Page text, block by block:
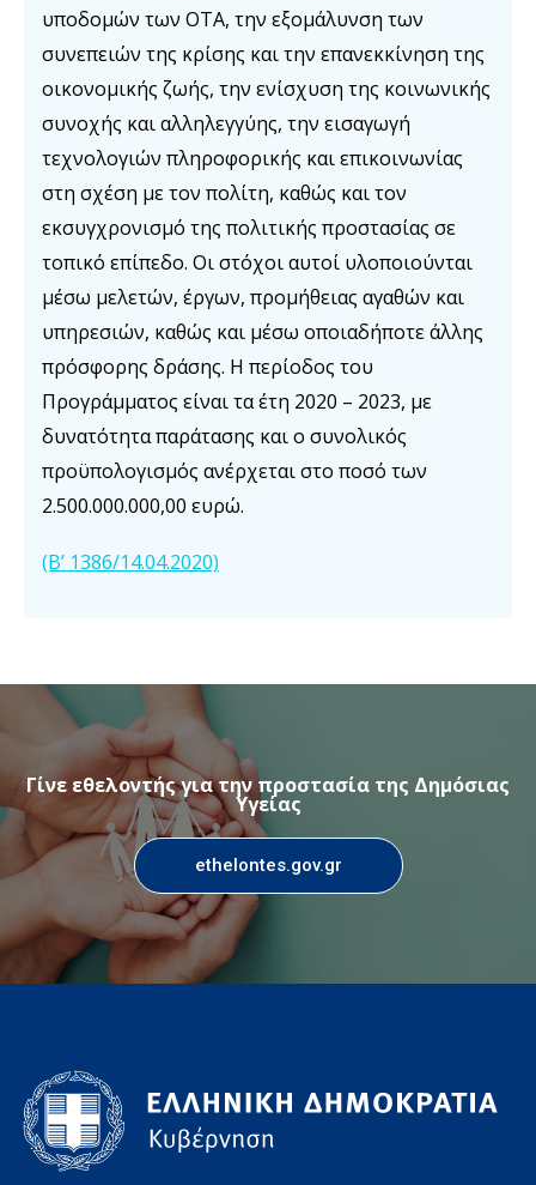
υποδομών των ΟΤΑ, την εξομάλυνση των
συνεπειών της κρίσης και την επανεκκίνηση της
οικονομικής ζωής, την ενίσχυση της κοινωνικής
συνοχής και αλληλεγγύης, την εισαγωγή
τεχνολογιών πληροφορικής και επικοινωνίας
στη σχέση με τον πολίτη, καθώς και τον
εκσυγχρονισμό της πολιτικής προστασίας σε
τοπικό επίπεδο. Οι στόχοι αυτοί υλοποιούνται
μέσω μελετών, έργων, προμήθειας αγαθών και
υπηρεσιών, καθώς και μέσω οποιαδήποτε άλλης
πρόσφορης δράσης. Η περίοδος του
Προγράμματος είναι τα έτη 2020 – 2023, με
δυνατότητα παράτασης και ο συνολικός
προϋπολογισμός ανέρχεται στο ποσό των
2.500.000.000,00 ευρώ.
(B’ 1386/14.04.2020)
Γίνε εθελοντής για την προστασία της Δημόσιας
Υγείας
ethelontes.gov.gr